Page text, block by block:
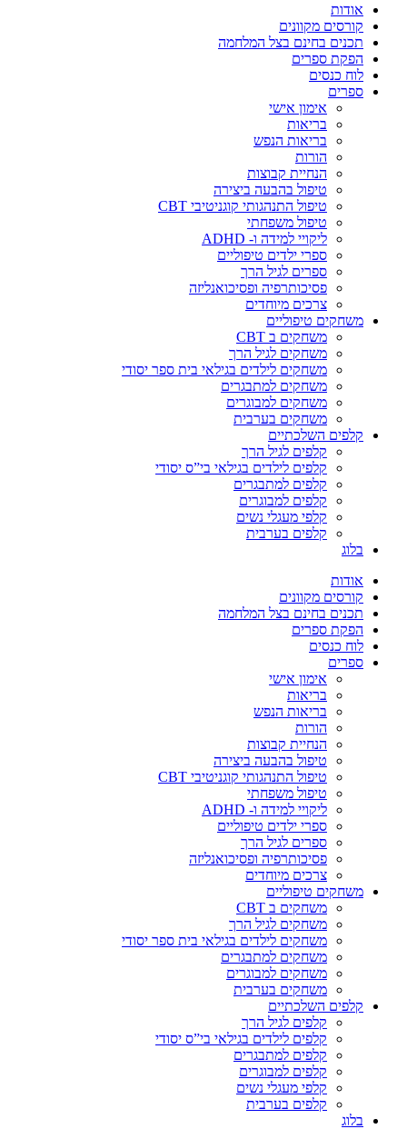
אודות
קורסים מקוונים
תכנים בחינם בצל המלחמה
הפקת ספרים
לוח כנסים
ספרים
אימון אישי
בריאות
בריאות הנפש
הורות
הנחיית קבוצות
טיפול בהבעה ביצירה
טיפול התנהגותי קוגניטיבי CBT
טיפול משפחתי
ליקויי למידה ו- ADHD
ספרי ילדים טיפוליים
ספרים לגיל הרך
פסיכותרפיה ופסיכואנליזה
צרכים מיוחדים
משחקים טיפוליים
משחקים ב CBT
משחקים לגיל הרך
משחקים לילדים בגילאי בית ספר יסודי
משחקים למתבגרים
משחקים למבוגרים
משחקים בערבית
קלפים השלכתיים
קלפים לגיל הרך
קלפים לילדים בגילאי בי”ס יסודי
קלפים למתבגרים
קלפים למבוגרים
קלפי מעגלי נשים
קלפים בערבית
בלוג
אודות
קורסים מקוונים
תכנים בחינם בצל המלחמה
הפקת ספרים
לוח כנסים
ספרים
אימון אישי
בריאות
בריאות הנפש
הורות
הנחיית קבוצות
טיפול בהבעה ביצירה
טיפול התנהגותי קוגניטיבי CBT
טיפול משפחתי
ליקויי למידה ו- ADHD
ספרי ילדים טיפוליים
ספרים לגיל הרך
פסיכותרפיה ופסיכואנליזה
צרכים מיוחדים
משחקים טיפוליים
משחקים ב CBT
משחקים לגיל הרך
משחקים לילדים בגילאי בית ספר יסודי
משחקים למתבגרים
משחקים למבוגרים
משחקים בערבית
קלפים השלכתיים
קלפים לגיל הרך
קלפים לילדים בגילאי בי”ס יסודי
קלפים למתבגרים
קלפים למבוגרים
קלפי מעגלי נשים
קלפים בערבית
בלוג